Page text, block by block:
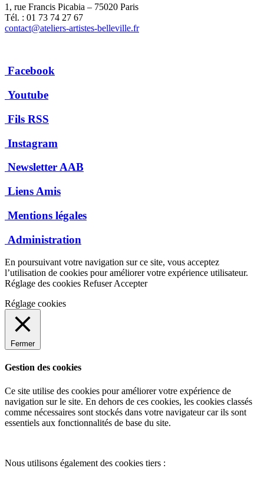
1, rue Francis Picabia – 75020 Paris
Tél. : 01 73 74 27 67
contact@ateliers-artistes-belleville.fr
Facebook
Youtube
Fils RSS
Instagram
Newsletter AAB
Liens Amis
Mentions légales
Administration
En poursuivant votre navigation sur ce site, vous acceptez
l’utilisation de cookies pour améliorer votre expérience utilisateur.
Réglage des cookies Refuser Accepter
Réglage cookies
Fermer
Gestion des cookies
Ce site utilise des cookies pour améliorer votre expérience de
navigation sur le site. En dehors de ces cookies, les cookies classés
comme nécessaires sont stockés dans votre navigateur car ils sont
essentiels aux fonctionnalités de base du site.
Nous utilisons également des cookies tiers :